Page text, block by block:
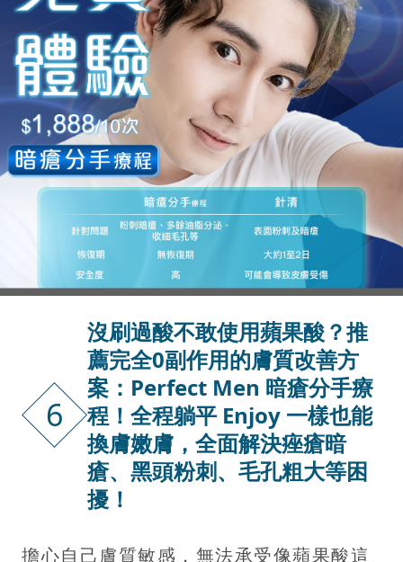
6
沒刷過酸不敢使用蘋果酸？推
薦完全0副作用的膚質改善方
案：Perfect Men 暗瘡分手療
程！全程躺平 Enjoy 一樣也能
換膚嫩膚，全面解決痤瘡暗
瘡、黑頭粉刺、毛孔粗大等困
擾！
擔心自己膚質敏感，無法承受像蘋果酸這